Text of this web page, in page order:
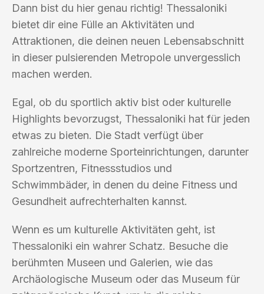
Dann bist du hier genau richtig! Thessaloniki
bietet dir eine Fülle an Aktivitäten und
Attraktionen, die deinen neuen Lebensabschnitt
in dieser pulsierenden Metropole unvergesslich
machen werden.
Egal, ob du sportlich aktiv bist oder kulturelle
Highlights bevorzugst, Thessaloniki hat für jeden
etwas zu bieten. Die Stadt verfügt über
zahlreiche moderne Sporteinrichtungen, darunter
Sportzentren, Fitnessstudios und
Schwimmbäder, in denen du deine Fitness und
Gesundheit aufrechterhalten kannst.
Wenn es um kulturelle Aktivitäten geht, ist
Thessaloniki ein wahrer Schatz. Besuche die
berühmten Museen und Galerien, wie das
Archäologische Museum oder das Museum für